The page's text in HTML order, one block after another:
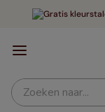
Zoeken naar...